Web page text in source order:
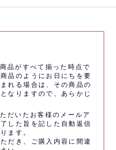
品がすべて揃った時点で
品のようにお日にちを要
れる場合は、その商品の
なりますので、あらかじ
だいたお客様のメールア
した旨を記した自動返信
ます。
だき、ご購入内容に間違